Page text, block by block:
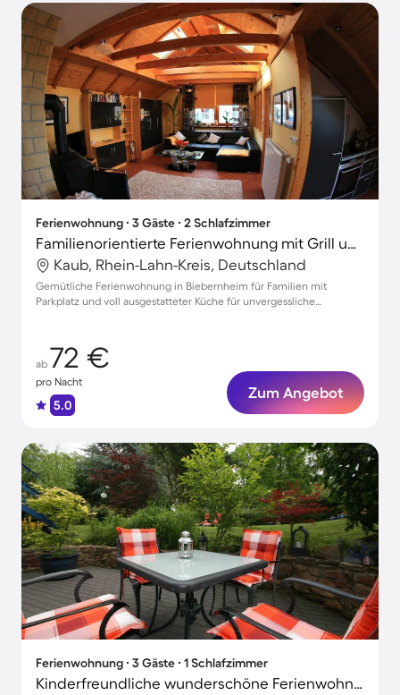
Ferienwohnung ∙ 3 Gäste ∙ 2 Schlafzimmer
Familienorientierte Ferienwohnung mit Grill und Terrasse
Kaub, Rhein-Lahn-Kreis, Deutschland
Gemütliche Ferienwohnung in Biebernheim für Familien mit
Parkplatz und voll ausgestatteter Küche für unvergessliche
ab 72 €
pro Nacht
5.0
Zum Angebot
Ferienwohnung ∙ 3 Gäste ∙ 1 Schlafzimmer
Kinderfreundliche wunderschöne Ferienwohnung mit Terrasse, Grill und Garten | Haustiere sind willkommen